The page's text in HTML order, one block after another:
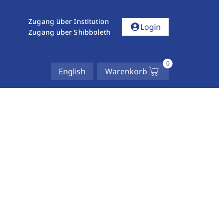
Zugang über Institution
Zugang über Shibboleth
account_circleLogin
English Warenkorb
0